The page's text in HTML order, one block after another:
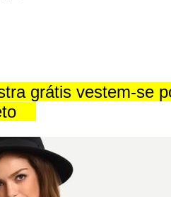
grátis vestem-se